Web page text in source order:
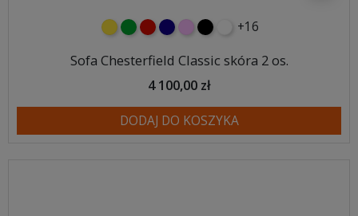
żółtyzielonyczerwony
granatowy
różowyczarnybiały+16
Sofa Chesterfield Classic skóra 2 os.
4 100,00 zł
DODAJ DO KOSZYKA